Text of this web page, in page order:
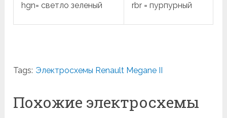
hgn= светло зеленый rbr = пурпурный
Tags: Электросхемы Renault Megane II
Похожие электросхемы